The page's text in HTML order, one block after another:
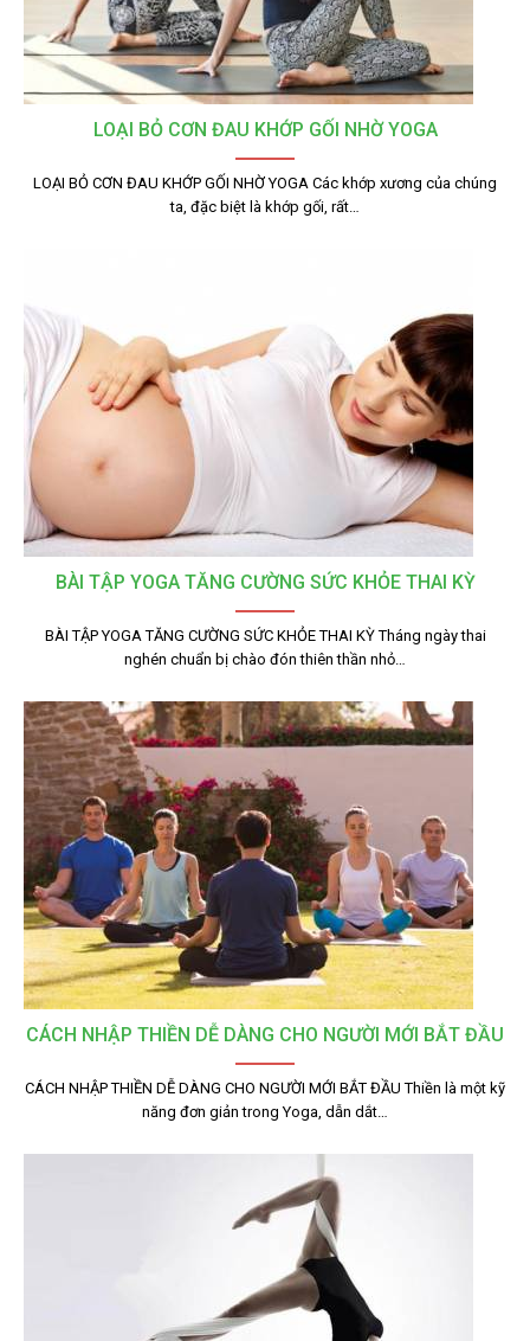
LOẠI BỎ CƠN ĐAU KHỚP GỐI NHỜ YOGA
LOẠI BỎ CƠN ĐAU KHỚP GỐI NHỜ YOGA Các khớp xương của chúng
ta, đặc biệt là khớp gối, rất…
BÀI TẬP YOGA TĂNG CƯỜNG SỨC KHỎE THAI KỲ
BÀI TẬP YOGA TĂNG CƯỜNG SỨC KHỎE THAI KỲ Tháng ngày thai
nghén chuẩn bị chào đón thiên thần nhỏ…
CÁCH NHẬP THIỀN DỄ DÀNG CHO NGƯỜI MỚI BẮT ĐẦU
CÁCH NHẬP THIỀN DỄ DÀNG CHO NGƯỜI MỚI BẮT ĐẦU Thiền là một kỹ
năng đơn giản trong Yoga, dẫn dắt…